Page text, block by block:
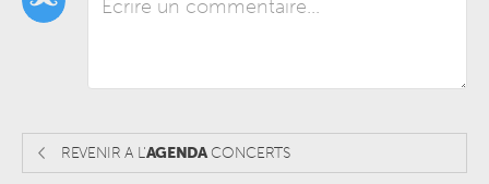
REVENIR A L'AGENDACONCERTS